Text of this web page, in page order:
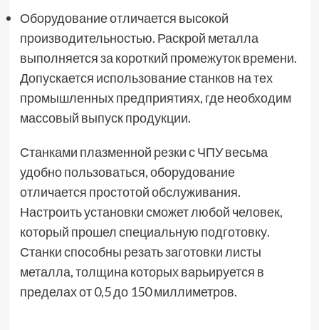
Оборудование отличается высокой
производительностью. Раскрой металла
выполняется за короткий промежуток времени.
Допускается использование станков на тех
промышленных предприятиях, где необходим
массовый выпуск продукции.
Станками плазменной резки с ЧПУ весьма
удобно пользоваться, оборудование
отличается простотой обслуживания.
Настроить установки сможет любой человек,
который прошел специальную подготовку.
Станки способны резать заготовки листы
металла, толщина которых варьируется в
пределах от 0,5 до 150 миллиметров.